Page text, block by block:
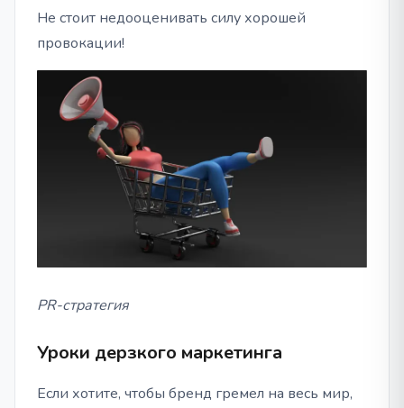
Не стоит недооценивать силу хорошей
провокации!
PR-стратегия
Уроки дерзкого маркетинга
Если хотите, чтобы бренд гремел на весь мир,